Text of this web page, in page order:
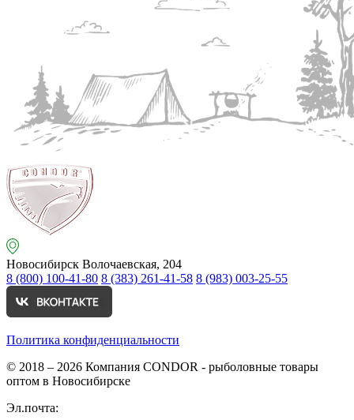
Новосибирск Волочаевская, 204
8 (800) 100-41-80 8 (383) 261-41-58 8 (983) 003-25-55
Политика конфиденциальности
© 2018 – 2026 Компания CONDOR - рыболовные товары
оптом в Новосибирске
Эл.почта: